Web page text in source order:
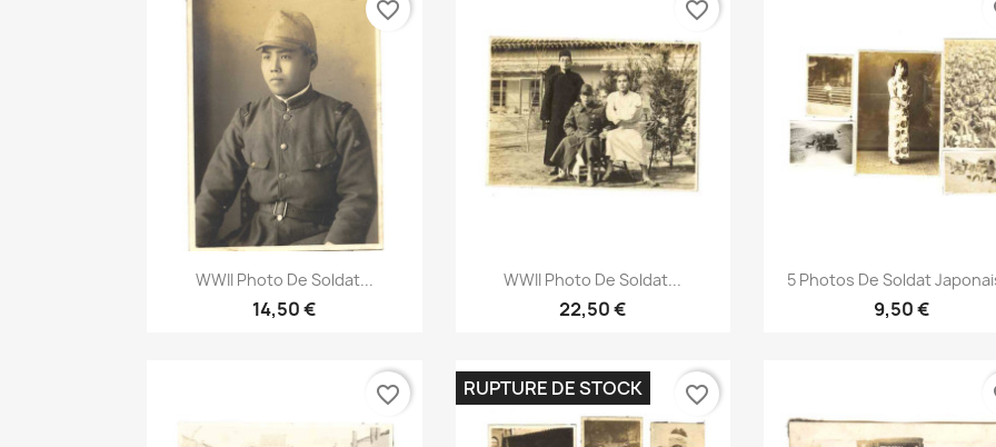
Aperçu rapide
WWII Photo De Soldat...
14,50 €
favorite_border
Aperçu rapide
WWII Photo De Soldat...
22,50 €
favorite_border
Aperçu rapide
5 Photos De Soldat
9,50 €
favorite_border RUPTURE DE STOCK favorite_border